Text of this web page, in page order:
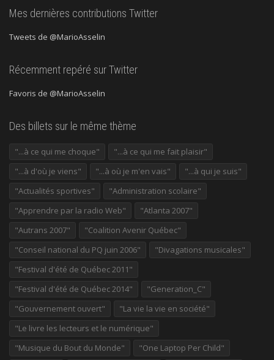
Mes dernières contributions Twitter
Tweets de @MarioAsselin
Récemment repéré sur Twitter
Favoris de @MarioAsselin
Des billets sur le même thème
"...à ce qui me choque"
"...à ce qui me fait plaisir"
"...à d'où je viens"
"...à où je m'en vais"
"...à qui je suis"
"Actualités sportives"
"Administration scolaire"
"Apprendre par la radio Web"
"Atlanta 2007"
"Autrans 2007"
"Coalition Avenir Québec"
"Conseil national du PQ juin 2006"
"Divagations musicales"
"Festival d'été de Québec 2011"
"Festival d'été de Québec 2014"
"Generation_C"
"Gouvernement ouvert"
"La vie la vie en société"
"Le livre les lecteurs et le numérique"
"Musique du Bout du Monde"
"One Laptop Per Child"